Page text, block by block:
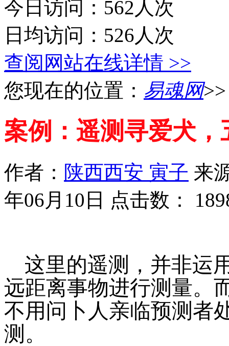
今日访问：562人次
日均访问：526人次
查阅网站在线详情 >>
您现在的位置： 易魂网
案例：遥测寻爱犬，
作者： 陕西西安 寅子 来
年06月10日 点击数：
这里的遥测，并非运
远距离事物进行测量。
不用问卜人亲临预测者
测。